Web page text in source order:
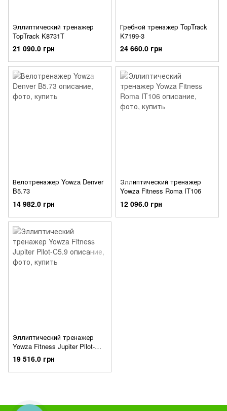
Эллиптический тренажер
TopTrack K8731T
21 090.0 грн
Гребной тренажер TopTrack
K7199-3
24 660.0 грн
Велотренажер Yowza Denver
B5.73
14 982.0 грн
Эллиптический тренажер
Yowza Fitness Roma IT106
12 096.0 грн
Эллиптический тренажер
Yowza Fitness Jupiter Pilot-
C5.9
19 516.0 грн